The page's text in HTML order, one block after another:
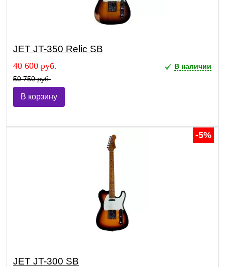
JET JT-350 Relic SB
40 600 руб.
50 750 руб.
В наличии
В корзину
-5%
JET JT-300 SB